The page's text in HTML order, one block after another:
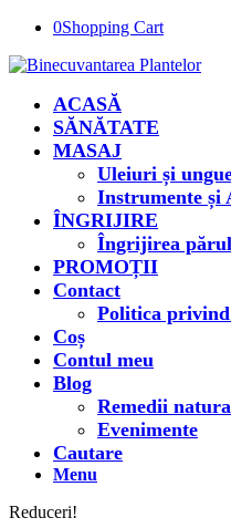
0Shopping Cart
ACASĂ
SĂNĂTATE
MASAJ
Uleiuri și
Instrumente și
ÎNGRIJIRE
Îngrijirea
PROMOȚII
Contact
Politica
Coș
Contul meu
Blog
Remedii
Evenimente
Cautare
Menu
Reduceri!